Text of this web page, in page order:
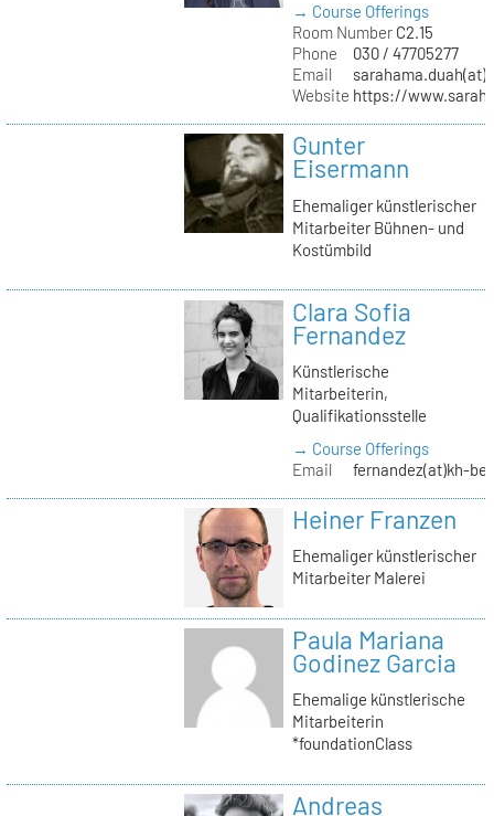
→ Course Offerings
Room NumberC2.15
Phone
030 / 47705277
Email
Website https://
Gunter
Eisermann
Ehemaliger künstlerischer
Mitarbeiter Bühnen- und
Kostümbild
Clara Sofia
Fernandez
Künstlerische
Mitarbeiterin,
Qualifikationsstelle
→ Course Offerings
Email
fernandez(at)kh-
Heiner Franzen
Ehemaliger künstlerischer
Mitarbeiter Malerei
Paula Mariana
Godinez Garcia
Ehemalige künstlerische
Mitarbeiterin
*foundationClass
Andreas